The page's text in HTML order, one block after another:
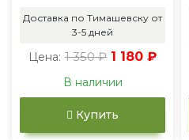
Доставка по Тимашевску от
3-5 дней
Цена: 1 350 ₽ 1 180 ₽
В наличии
Купить